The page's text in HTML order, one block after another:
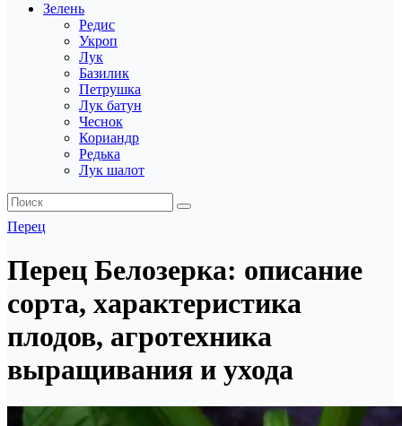
Зелень
Редис
Укроп
Лук
Базилик
Петрушка
Лук батун
Чеснок
Кориандр
Редька
Лук шалот
Перец
Перец Белозерка: описание
сорта, характеристика
плодов, агротехника
выращивания и ухода